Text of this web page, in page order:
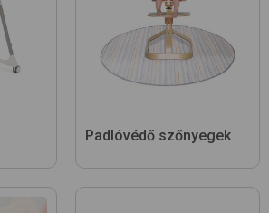
Padlóvédő szőnyegek